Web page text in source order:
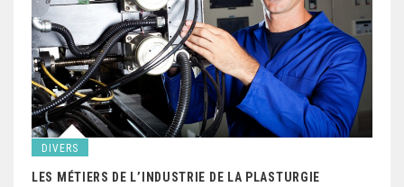
DIVERS
LES MÉTIERS DE L’INDUSTRIE DE LA PLASTURGIE